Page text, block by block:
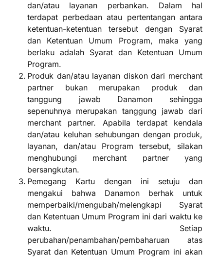
dan/atau layanan perbankan. Dalam hal
terdapat perbedaan atau pertentangan antara
ketentuan-ketentuan tersebut dengan Syarat
dan Ketentuan Umum Program, maka yang
berlaku adalah Syarat dan Ketentuan Umum
Program.
Produk dan/atau layanan diskon dari merchant
partner bukan merupakan produk dan
tanggung jawab Danamon sehingga
sepenuhnya merupakan tanggung jawab dari
merchant partner. Apabila terdapat kendala
dan/atau keluhan sehubungan dengan produk,
layanan, dan/atau Program tersebut, silakan
menghubungi merchant partner yang
bersangkutan.
Pemegang Kartu dengan ini setuju dan
mengakui bahwa Danamon berhak untuk
memperbaiki/mengubah/melengkapi Syarat
dan Ketentuan Umum Program ini dari waktu ke
waktu. Setiap
perubahan/penambahan/pembaharuan atas
Syarat dan Ketentuan Umum Program ini akan